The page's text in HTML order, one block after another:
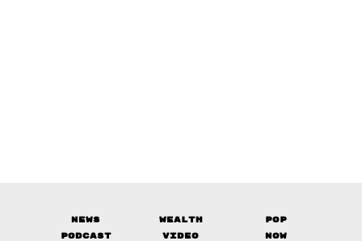
News Wealth
Pop
Podcast
Video
Now